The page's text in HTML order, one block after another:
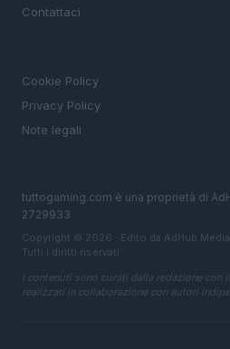
Contattaci
Cookie Policy
Privacy Policy
Note legali
tuttogaming.com è una proprietà di
2729933
Copyright © 2026 · Edito da AdHub
Tutti i diritti riservati
I contenuti sono curati dalla redazione
realizzati in collaborazione con autori